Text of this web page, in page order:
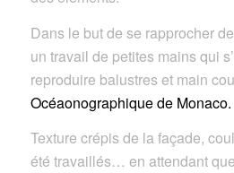
Dans le but de se rapprocher
un travail de petites mains qui
reproduire balustres et main
Océaonographique de Monaco.
Texture crépis de la façade,
été travaillés… en attendant